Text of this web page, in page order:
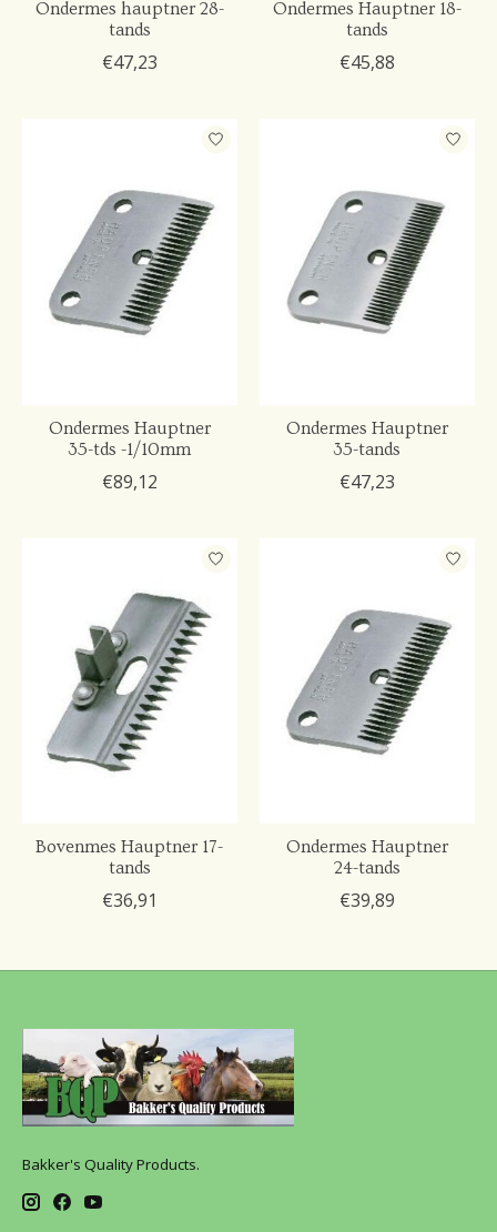
Ondermes hauptner 28-
tands
€47,23
Ondermes Hauptner 18-
tands
€45,88
Ondermes Hauptner
35-tds -1/10mm
€89,12
Ondermes Hauptner
35-tands
€47,23
Bovenmes Hauptner 17-
tands
€36,91
Ondermes Hauptner
24-tands
€39,89
Bakker's Quality Products.